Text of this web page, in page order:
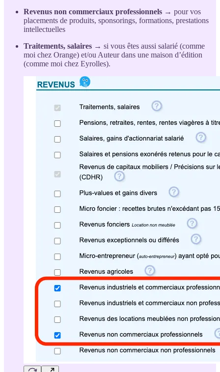
Revenus non commerciaux professionnels → pour vos
placements de produits, sponsorings, formations, prestations
intellectuelles
Traitements, salaires → si vous êtes aussi salarié (comme
moi chez Orange) et/ou Auteur dans une maison d’édition
(comme moi chez Eyrolles).